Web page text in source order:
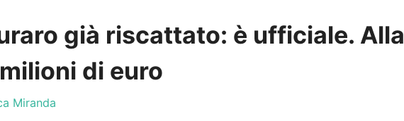
già riscattato: è ufficiale. Alla
di euro
Miranda